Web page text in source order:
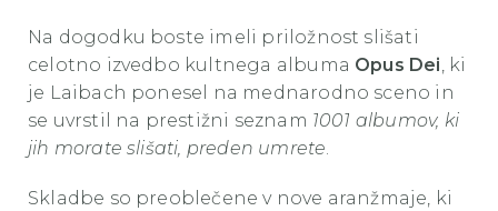
Na dogodku boste imeli priložnost slišati
celotno izvedbo kultnega albuma Opus Dei, ki
je Laibach ponesel na mednarodno sceno in
se uvrstil na prestižni seznam 1001 albumov, ki
jih morate slišati, preden umrete.
Skladbe so preoblečene v nove aranžmaje, ki